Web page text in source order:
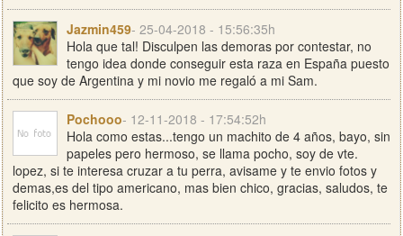
Jazmin459- 25-04-2018 - 15:56:35h
Hola que tal! Disculpen las demoras por contestar, no
tengo idea donde conseguir esta raza en España puesto
que soy de Argentina y mi novio me regaló a mi Sam.
Pochooo- 12-11-2018 - 17:54:52h
Hola como estas...tengo un machito de 4 años, bayo, sin
papeles pero hermoso, se llama pocho, soy de vte.
lopez, si te interesa cruzar a tu perra, avisame y te envio fotos y
demas,es del tipo americano, mas bien chico, gracias, saludos, te
felicito es hermosa.